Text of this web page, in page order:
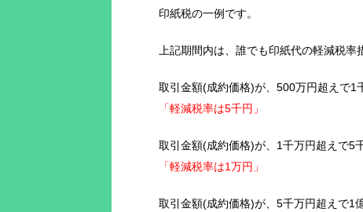
印紙税の一例です。
上記期間内は、誰でも印紙代の軽減税率
取引金額(成約価格)が、500万円超えで
「軽減税率は5千円」
取引金額(成約価格)が、1千万円超えで5
「軽減税率は1万円」
取引金額(成約価格)が、5千万円超えで1